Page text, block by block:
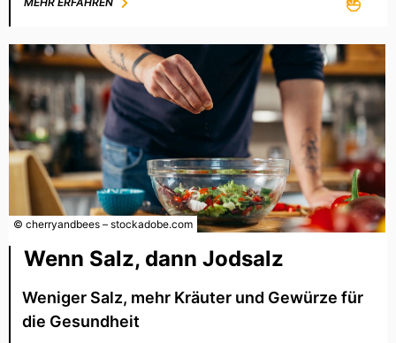
© cherryandbees – stockadobe.com
Wenn Salz, dann Jodsalz
Weniger Salz, mehr Kräuter und Gewürze für
die Gesundheit